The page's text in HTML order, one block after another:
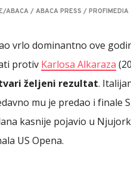
ABACA / ABACA PRESS / PROFIMEDIA
vrlo dominantno ove
protiv Karlosa Alkaraza
željeni rezultat.
mu je predao i finale
kasnije pojavio u
US Opena.